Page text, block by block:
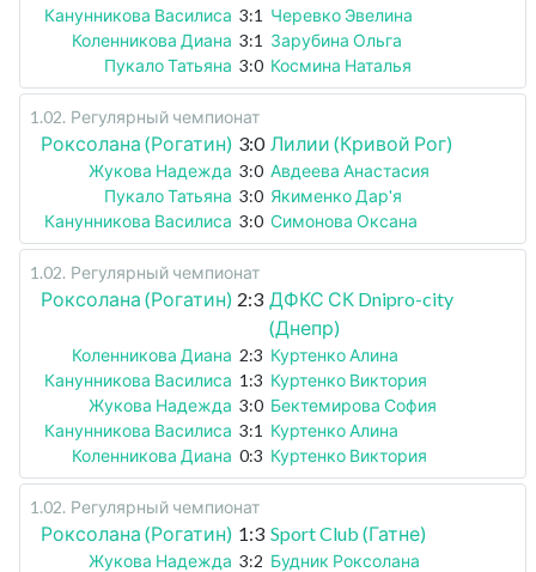
Канунникова Василиса 3:1 Черевко Эвелина
Коленникова Диана 3:1 Зарубина Ольга
Пукало Татьяна 3:0 Космина Наталья
1.02. Регулярный чемпионат
Роксолана (Рогатин) 3:0 Лилии (Кривой Рог)
Жукова Надежда 3:0 Авдеева Анастасия
Пукало Татьяна 3:0 Якименко Дар'я
Канунникова Василиса 3:0 Симонова Оксана
1.02. Регулярный чемпионат
Роксолана (Рогатин) 2:3 ДФКС СК Dnipro-city
(Днепр)
Коленникова Диана 2:3 Куртенко Алина
Канунникова Василиса 1:3 Куртенко Виктория
Жукова Надежда 3:0 Бектемирова София
Канунникова Василиса 3:1 Куртенко Алина
Коленникова Диана 0:3 Куртенко Виктория
1.02. Регулярный чемпионат
Роксолана (Рогатин) 1:3 Sport Club (Гатне)
Жукова Надежда 3:2 Будник Роксолана